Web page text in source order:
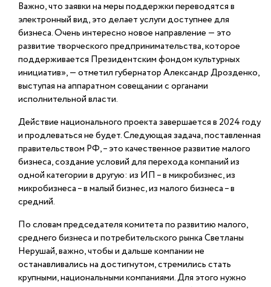
Важно, что заявки на меры поддержки переводятся в
электронный вид, это делает услуги доступнее для
бизнеса. Очень интересно новое направление ― это
развитие творческого предпринимательства, которое
поддерживается Президентским фондом культурных
инициатив», ― отметил губернатор Александр Дрозденко,
выступая на аппаратном совещании с органами
исполнительной власти.
Действие национального проекта завершается в 2024 году
и продлеваться не будет. Следующая задача, поставленная
правительством РФ, – это качественное развитие малого
бизнеса, создание условий для перехода компаний из
одной категории в другую: из ИП – в микробизнес, из
микробизнеса – в малый бизнес, из малого бизнеса – в
средний.
По словам председателя комитета по развитию малого,
среднего бизнеса и потребительского рынка Светланы
Нерушай, важно, чтобы и дальше компании не
останавливались на достигнутом, стремились стать
крупными, национальными компаниями. Для этого нужно